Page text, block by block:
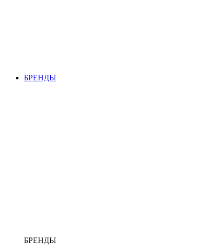
БРЕНДЫ
БРЕНДЫ